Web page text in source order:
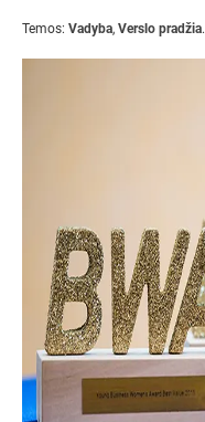
Temos: Vadyba, Verslo pradžia.